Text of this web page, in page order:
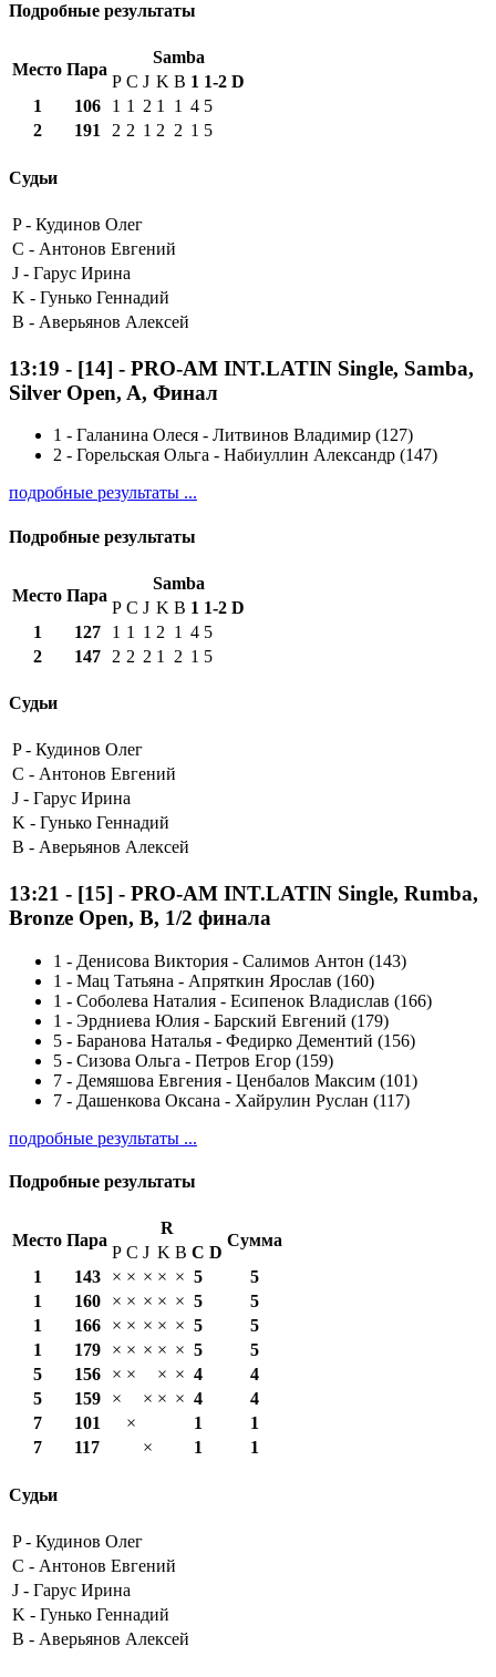
Подробные результаты
Место Пара
Samba
P C J K B 1 1-2 D
1
106 1 1 2 1 1 4 5
2
191 2 2 1 2 2 1 5
Судьи
P - Кудинов Олег
C - Антонов Евгений
J - Гарус Ирина
K - Гунько Геннадий
B - Аверьянов Алексей
13:19 - [14] - PRO-AM INT.LATIN Single, Samba,
Silver Open, A, Финал
1 - Галанина Олеся - Литвинов Владимир (127)
2 - Горельская Ольга - Набиуллин Александр (147)
подробные результаты ...
Подробные результаты
Место Пара
Samba
P C J K B 1 1-2 D
1
127 1 1 1 2 1 4 5
2
147 2 2 2 1 2 1 5
Судьи
P - Кудинов Олег
C - Антонов Евгений
J - Гарус Ирина
K - Гунько Геннадий
B - Аверьянов Алексей
13:21 - [15] - PRO-AM INT.LATIN Single, Rumba,
Bronze Open, B, 1/2 финала
1 - Денисова Виктория - Салимов Антон (143)
1 - Мац Татьяна - Апряткин Ярослав (160)
1 - Соболева Наталия - Есипенок Владислав (166)
1 - Эрдниева Юлия - Барский Евгений (179)
5 - Баранова Наталья - Федирко Дементий (156)
5 - Сизова Ольга - Петров Егор (159)
7 - Демяшова Евгения - Ценбалов Максим (101)
7 - Дашенкова Оксана - Хайрулин Руслан (117)
подробные результаты ...
Подробные результаты
Место Пара
R
Сумма
P C J K B С D
1
143 × × × × × 5
5
1
160 × × × × × 5
5
1
166 × × × × × 5
5
1
179 × × × × × 5
5
5
156 × × × × 4
4
5
159 × × × × 4
4
7
101 × 1
1
7
117 × 1 1
Судьи
P - Кудинов Олег
C - Антонов Евгений
J - Гарус Ирина
K - Гунько Геннадий
B - Аверьянов Алексей